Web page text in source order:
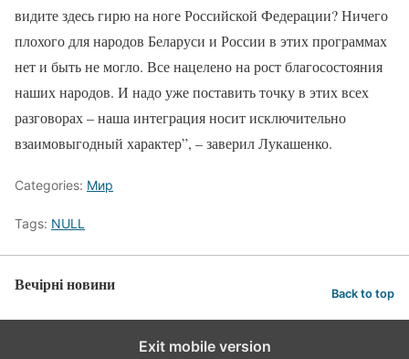
видите здесь гирю на ноге Российской Федерации? Ничего
плохого для народов Беларуси и России в этих программах
нет и быть не могло. Все нацелено на рост благосостояния
наших народов. И надо уже поставить точку в этих всех
разговорах – наша интеграция носит исключительно
взаимовыгодный характер”, – заверил Лукашенко.
Categories: Мир
Tags: NULL
Вечірні новини Back to top
Exit mobile version